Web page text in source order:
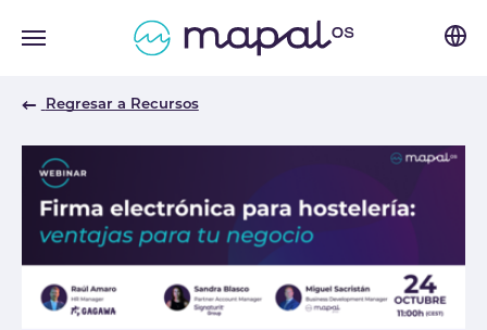
Regresar a Recursos